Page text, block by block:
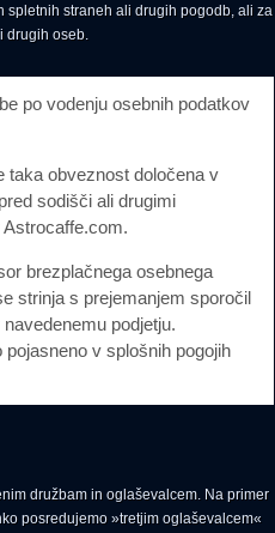
spletnih straneh ali drugih pogodb, ali za
drugih oseb.
po vodenju osebnih podatkov
taka obveznost določena v
sodišči ali drugimi
brezplačnega osebnega
strinja s prejemanjem sporočil
podjetju.
v splošnih pogojih
družbam in oglaševalcem. Na primer
posredujemo »tretjim oglaševalcem«